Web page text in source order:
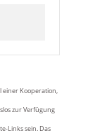
einer Kooperation,
zur Verfügung
Links sein. Das